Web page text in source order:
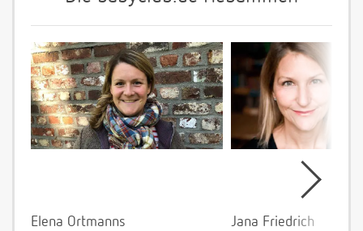
Elena Ortmanns
Jana Friedrich